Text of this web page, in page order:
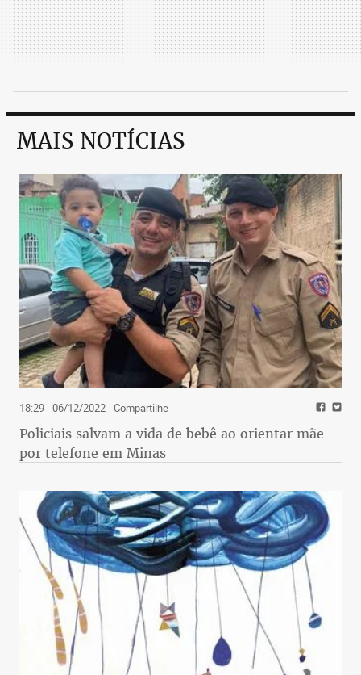
MAIS NOTÍCIAS
18:29 - 06/12/2022- Compartilhe
Policiais salvam a vida de bebê ao orientar mãe
por telefone em Minas